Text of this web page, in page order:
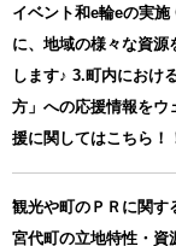
イベント和e輪eの実
に、地域の様々な資源
します♪ 3.町内におけ
方」への応援情報を
援に関してはこち
観光や町のＰＲに関す
宮代町の立地特性・資